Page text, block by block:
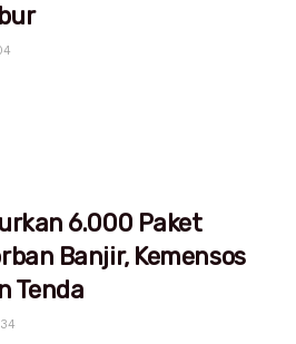
6.000 Paket
Banjir, Kemensos
Tenda